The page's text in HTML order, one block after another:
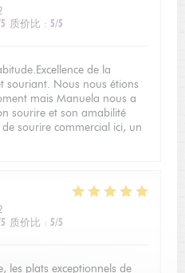
质价比 : 5/5
de la
souriant. Nous nous étions
mais Manuela nous a
sourire et son amabilité
sourire commercial ici, un
质价比 : 5/5
les plats exceptionnels de